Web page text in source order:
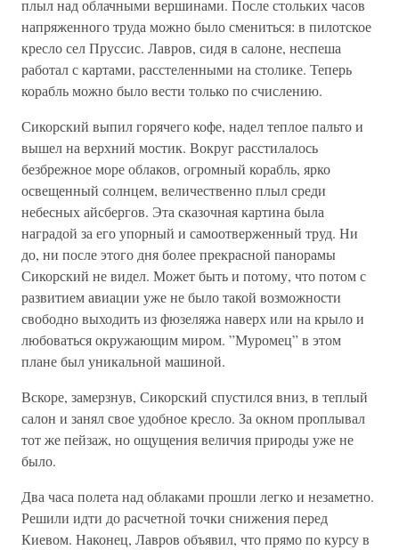
плыл над облачными вершинами. После стольких часов
напряженного труда можно было смениться: в пилотское
кресло сел Пруссис. Лавров, сидя в салоне, неспеша
работал с картами, расстеленными на столике. Теперь
корабль можно было вести только по счислению.
Сикорский выпил горячего кофе, надел теплое пальто и
вышел на верхний мостик. Вокруг расстилалось
безбрежное море облаков, огромный корабль, ярко
освещенный солнцем, величественно плыл среди
небесных айсбергов. Эта сказочная картина была
наградой за его упорный и самоотверженный труд. Ни
до, ни после этого дня более прекрасной панорамы
Сикорский не видел. Может быть и потому, что потом с
развитием авиации уже не было такой возможности
свободно выходить из фюзеляжа наверх или на крыло и
любоваться окружающим миром. ”Муромец” в этом
плане был уникальной машиной.
Вскоре, замерзнув, Сикорский спустился вниз, в теплый
салон и занял свое удобное кресло. За окном проплывал
тот же пейзаж, но ощущения величия природы уже не
было.
Два часа полета над облаками прошли легко и незаметно.
Решили идти до расчетной точки снижения перед
Киевом. Наконец, Лавров объявил, что прямо по курсу в